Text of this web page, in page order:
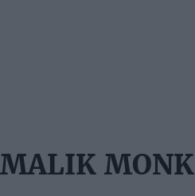
MALIK MONK